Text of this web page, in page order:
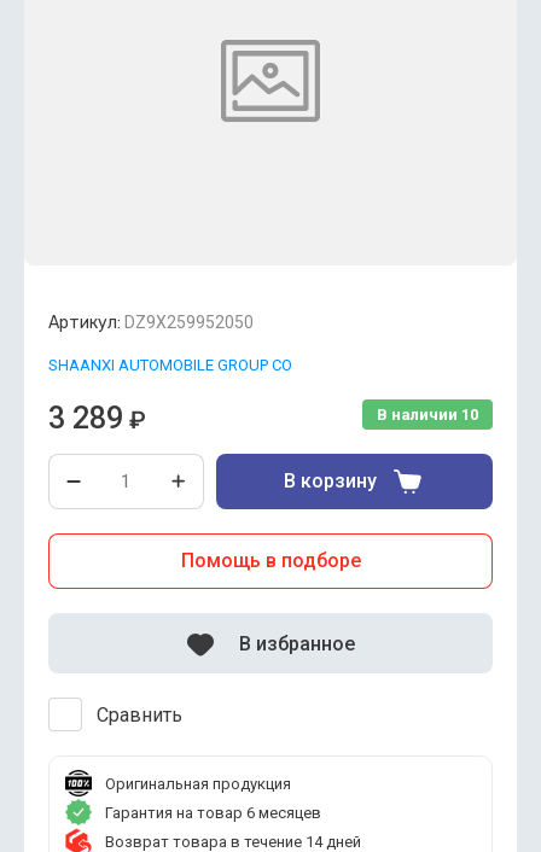
Артикул: DZ9X259952050
SHAANXI AUTOMOBILE GROUP CO
В наличии 10
3 289 ₽
В корзину
Помощь в подборе
Сравнить
В избранное
Оригинальная продукция
Гарантия на товар 6 месяцев
Возврат товара в течение 14 дней